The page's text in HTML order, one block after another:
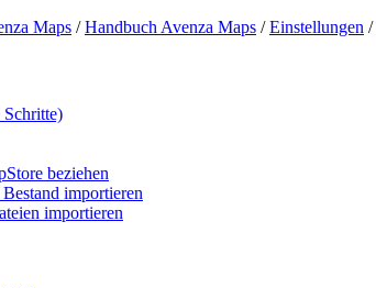
Maps /Handbuch Avenza Maps /Einstellungen /
Schritte)
beziehen
importieren
importieren